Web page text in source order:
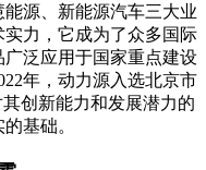
源、新能源汽车三大业
力，它成为了众多国际
泛应用于国家重点建设
年，动力源入选北京市
创新能力和发展潜力的
基础。